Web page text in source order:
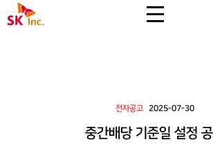
SK주식회사 전체 메뉴 열기
전자공고 2025-07-30
중간배당 기준일 설정